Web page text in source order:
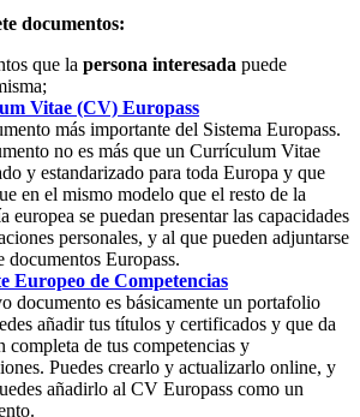
documentos:
que la persona interesada puede
Vitae (CV) Europass
más importante del Sistema Europass.
no es más que un Currículum Vitae
y estandarizado para toda Europa y que
en el mismo modelo que el resto de la
europea se puedan presentar las capacidades
personales, y al que pueden adjuntarse
documentos Europass.
Europeo de Competencias
documento es básicamente un portafolio
añadir tus títulos y certificados y que da
completa de tus competencias y
Puedes crearlo y actualizarlo online, y
añadirlo al CV Europass como un